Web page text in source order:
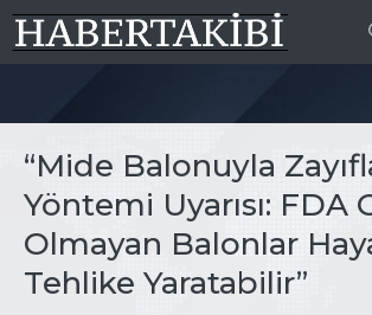
İçeriğe
atla
“Mide Balonuyla
Yöntemi Uyarısı: FDA
Olmayan Balonlar
Tehlike Yaratabilir”